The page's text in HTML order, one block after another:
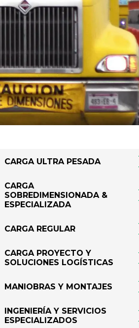
CARGA ULTRA PESADA
CARGA
SOBREDIMENSIONADA &
ESPECIALIZADA
CARGA REGULAR
CARGA PROYECTO Y
SOLUCIONES LOGÍSTICAS
MANIOBRAS Y MONTAJES
INGENIERÍA Y SERVICIOS
ESPECIALIZADOS